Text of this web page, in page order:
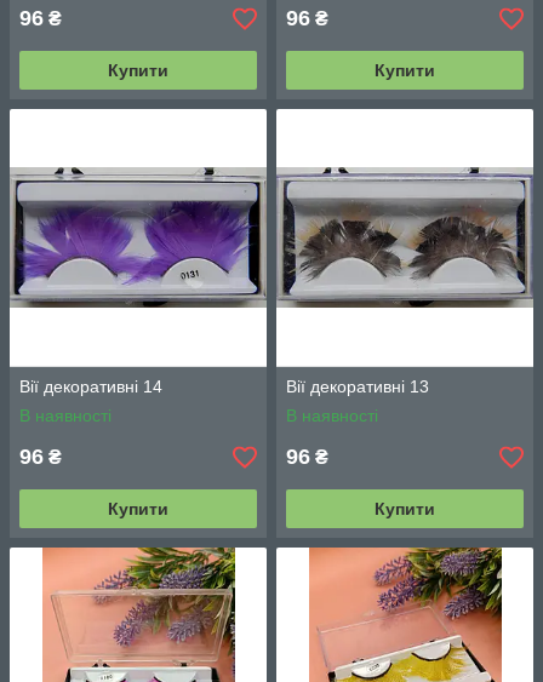
96 ₴
Купити
96 ₴
Купити
Вії декоративні 14
В наявності
96 ₴
Купити
Вії декоративні 13
В наявності
96 ₴
Купити